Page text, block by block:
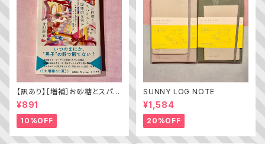
【訳あり】［増補］お砂糖とスパイ
スと爆発的な何か ——不真面
目な批評家によるフェミニスト批
評入門
¥891
10%OFF
SUNNY LOG NOTE
¥1,584
20%OFF